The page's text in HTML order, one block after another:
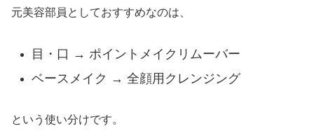
元美容部員としておすすめなのは、
目・口 → ポイントメイクリムーバー
ベースメイク → 全顔用クレンジング
という使い分けです。